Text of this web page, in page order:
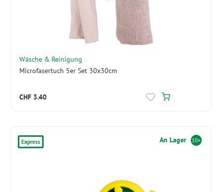
Wäsche & Reinigung
Microfasertuch 5er Set 30x30cm
CHF 3.40
Express An Lager 10+